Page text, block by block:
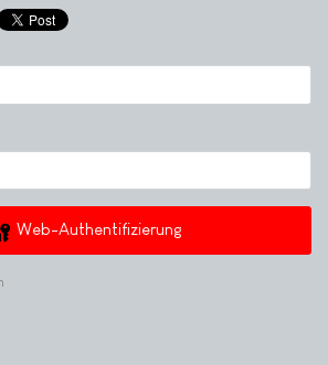
Web-Authentifizierung